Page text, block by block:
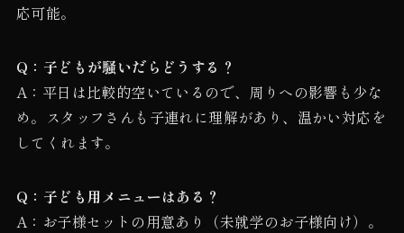
応可能。
Q：子どもが騒いだらどうする？
A：平日は比較的空いているので、周りへの影響も少な
め。スタッフさんも子連れに理解があり、温かい対応を
してくれます。
Q：子ども用メニューはある？
A：お子様セットの用意あり（未就学のお子様向け）。